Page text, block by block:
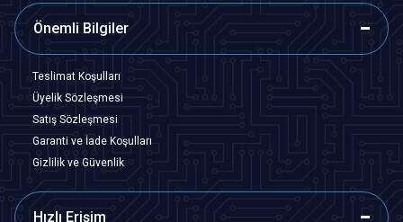
Önemli Bilgiler
Teslimat Koşulları
Üyelik Sözleşmesi
Satış Sözleşmesi
Garanti ve İade Koşulları
Gizlilik ve Güvenlik
Hızlı Erişim